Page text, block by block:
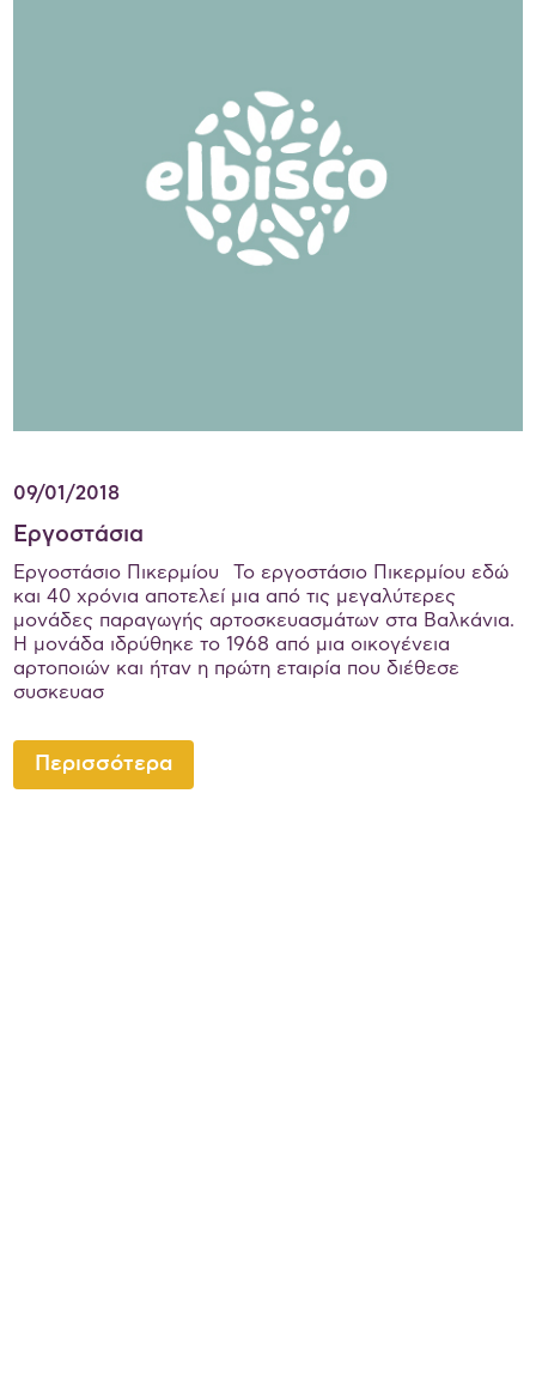
09/01/2018
Εργοστάσια
Εργοστάσιο Πικερμίου Το εργοστάσιο Πικερμίου εδώ
και 40 χρόνια αποτελεί μια από τις μεγαλύτερες
μονάδες παραγωγής αρτοσκευασμάτων στα Βαλκάνια.
Η μονάδα ιδρύθηκε το 1968 από μια οικογένεια
αρτοποιών και ήταν η πρώτη εταιρία που διέθεσε
συσκευασ
Περισσότερα